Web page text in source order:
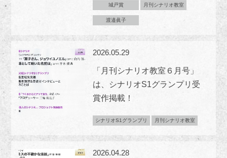
城戸賞 月刊シナリオ教室
渡邉眞子
2026.05.29
「月刊シナリオ教室６月号」
は、シナリオS1グランプリ受
賞作掲載！
シナリオS1グランプリ 月刊シナリオ教室
2026.04.28